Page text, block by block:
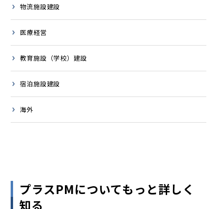
物流施設建設
医療経営
教育施設（学校）建設
宿泊施設建設
海外
プラスPMについてもっと詳しく
知る